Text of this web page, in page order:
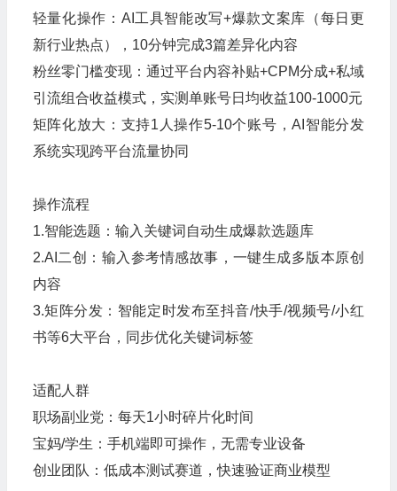
轻量化操作：AI工具智能改写+爆款文案库（每日更
新行业热点），10分钟完成3篇差异化内容
粉丝零门槛变现：通过平台内容补贴+CPM分成+私域
引流组合收益模式，实测单账号日均收益100-1000元
矩阵化放大：支持1人操作5-10个账号，AI智能分发
系统实现跨平台流量协同
操作流程
1.智能选题：输入关键词自动生成爆款选题库
2.AI二创：输入参考情感故事，一键生成多版本原创
内容
3.矩阵分发：智能定时发布至抖音/快手/视频号/小红
书等6大平台，同步优化关键词标签
适配人群
职场副业党：每天1小时碎片化时间
宝妈/学生：手机端即可操作，无需专业设备
创业团队：低成本测试赛道，快速验证商业模型